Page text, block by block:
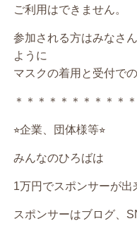
ご利用はできません。
参加される方はみなさ
ように
マスクの着用と受付で
＊＊＊＊＊＊＊＊＊＊＊
⭐︎企業、団体様等⭐︎
みんなのひろばは
1万円でスポンサーが出
スポンサーはブログ、